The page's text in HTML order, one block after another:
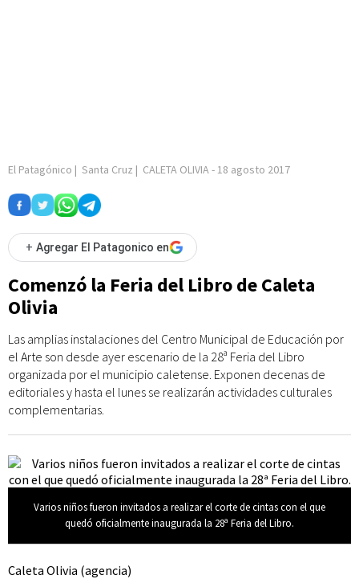
El Patagónico | Santa Cruz | CALETA OLIVIA- 18 agosto 2017
+ Agregar El Patagonico en
Comenzó la Feria del Libro de Caleta
Olivia
Las amplias instalaciones del Centro Municipal de Educación por
el Arte son desde ayer escenario de la 28ª Feria del Libro
organizada por el municipio caletense. Exponen decenas de
editoriales y hasta el lunes se realizarán actividades culturales
complementarias.
Varios niños fueron invitados a realizar el corte de cintas con el que
quedó oficialmente inaugurada la 28ª Feria del Libro.
Caleta Olivia (agencia)